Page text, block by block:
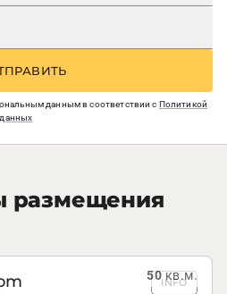
данным в соответствии с Политикой
размещения
50кв.м.
INFO